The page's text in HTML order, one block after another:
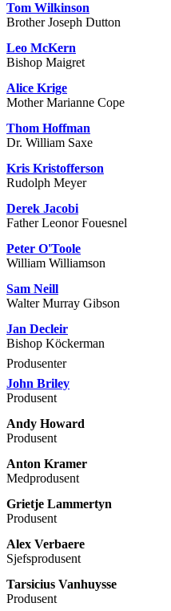
Tom Wilkinson
Brother Joseph Dutton
Leo McKern
Bishop Maigret
Alice Krige
Mother Marianne Cope
Thom Hoffman
Dr. William Saxe
Kris Kristofferson
Rudolph Meyer
Derek Jacobi
Father Leonor Fouesnel
Peter O'Toole
William Williamson
Sam Neill
Walter Murray Gibson
Jan Decleir
Bishop Köckerman
Produsenter
John Briley
Produsent
Andy Howard
Produsent
Anton Kramer
Medprodusent
Grietje Lammertyn
Produsent
Alex Verbaere
Sjefsprodusent
Tarsicius Vanhuysse
Produsent